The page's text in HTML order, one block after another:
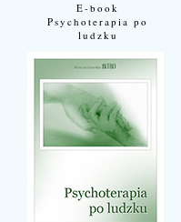
E-book
Psychoterapia po
ludzku